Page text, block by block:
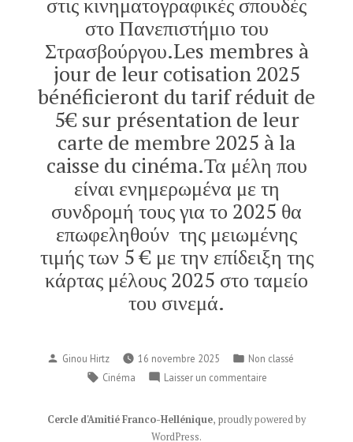
στο Πανεπιστήμιο του
Στρασβούργου.Les membres à
jour de leur cotisation 2025
bénéficieront du tarif réduit de
5€ sur présentation de leur
carte de membre 2025 à la
caisse du cinéma.Τα μέλη που
είναι ενημερωμένα με τη
συνδρομή τους για το 2025 θα
επωφεληθούν της μειωμένης
τιμής των 5 € με την επίδειξη της
κάρτας μέλους 2025 στο ταμείο
του σινεμά.
Publié
Ginou Hirtz 16 novembre 2025
Publié
dans
Non classé
Étiquettes :
Cinéma Laisser un commentairesur
COSMOS,
Cercle d'Amitié Franco-Hellénique, proudly powered by
WordPress.